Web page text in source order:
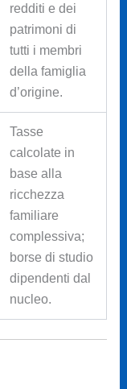
redditi e dei
patrimoni di
tutti i membri
della famiglia
d’origine.
Tasse
calcolate in
base alla
ricchezza
familiare
complessiva;
borse di studio
dipendenti dal
nucleo.